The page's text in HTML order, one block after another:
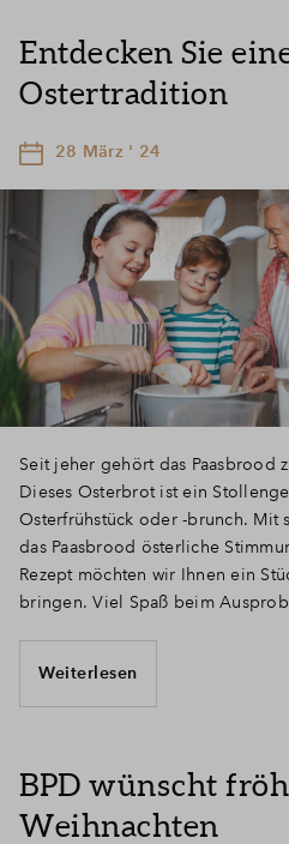
Entdecken Sie
Ostertradition
28 März ' 24
Seit jeher gehört das Paasbrood
Dieses Osterbrot ist ein
Osterfrühstück oder -brunch. Mit
das Paasbrood österliche
Rezept möchten wir Ihnen ein
bringen. Viel Spaß beim
Weiterlesen
BPD wünscht
Weihnachten